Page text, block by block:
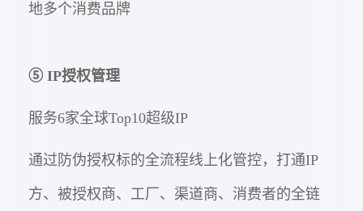
地多个消费品牌
⑤ IP授权管理
服务6家全球Top10超级IP
通过防伪授权标的全流程线上化管控，打通IP
方、被授权商、工厂、渠道商、消费者的全链